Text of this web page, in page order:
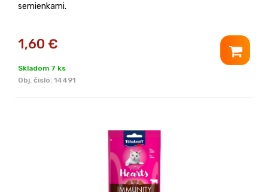
semienkami.
1,60 €
Skladom 7 ks
Obj. čislo: 14491